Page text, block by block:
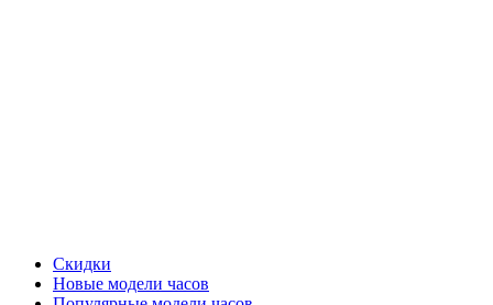
Скидки
Новые модели часов